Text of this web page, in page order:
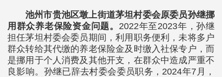
池州市贵池区墩上街道茅坦村委会原委员孙继挪
用群众养老保险资金问题。 2022年至2023年，孙继
担任茅坦村委会委员期间，利用职务便利，未将多户
群众转给其代缴的养老保险金及时缴入社保专户，而
是挪用于个人消费及其他开支，在群众中造成严重不
良影响。孙继已辞去村委会委员职务，2024年7月，